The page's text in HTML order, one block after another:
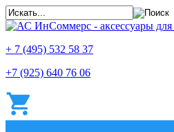
+ 7 (495) 532 58 37
+7 (925) 640 76 06